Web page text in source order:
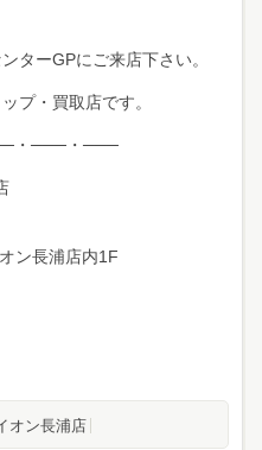
ターGPにご来店下さい。
プ・買取店です。
・───・───
ン長浦店内1F
オン長浦店